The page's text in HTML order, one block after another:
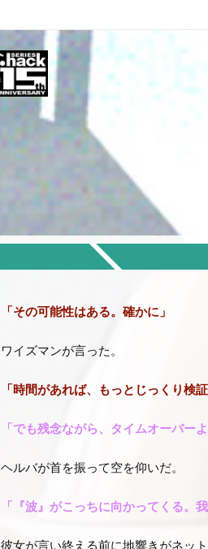
「その可能性はある。確かに」
ワイズマンが言った。
「時間があれば、もっとじっくり検
「でも残念ながら、タイムオーバー
ヘルバが首を振って空を仰いだ。
「『波』がこっちに向かってくる。
彼女が言い終える前に地響きがネッ